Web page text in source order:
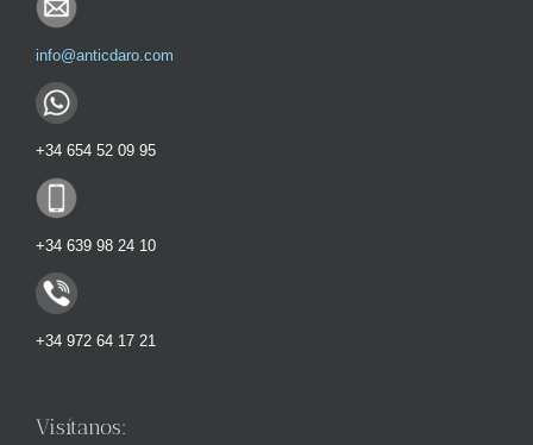
info@anticdaro.com
+34 654 52 09 95
+34 639 98 24 10
+34 972 64 17 21
Visítanos: